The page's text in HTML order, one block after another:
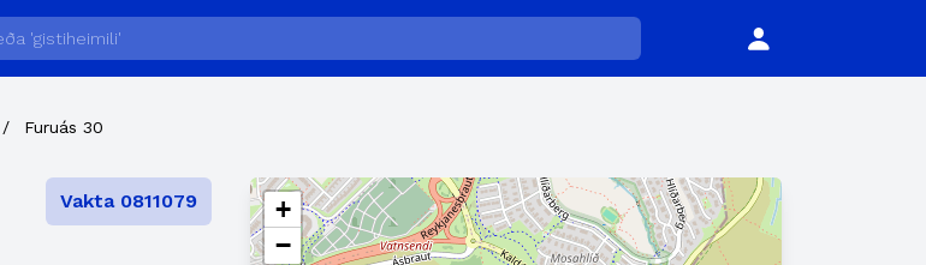
/ Furuás 30
Vakta 0811079
+
−